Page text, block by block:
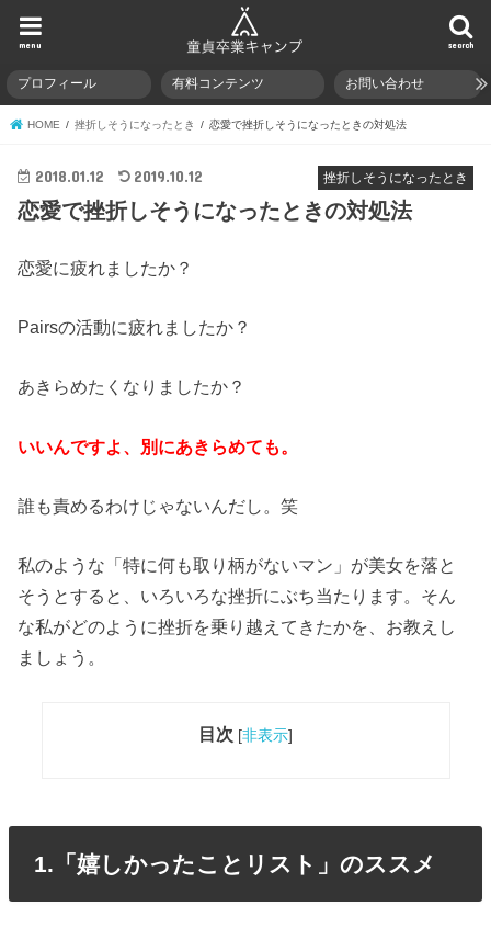
search
menu
プロフィール 有料コンテンツ お問い合わせ
HOME 挫折しそうになったとき 恋愛で挫折しそうになったときの対処法
挫折しそうになったとき
2018.01.12 2019.10.12
恋愛で挫折しそうになったときの対処法
恋愛に疲れましたか？
Pairsの活動に疲れましたか？
あきらめたくなりましたか？
いいんですよ、別にあきらめても。
誰も責めるわけじゃないんだし。笑
私のような「特に何も取り柄がないマン」が美女を落と
そうとすると、いろいろな挫折にぶち当たります。そん
な私がどのように挫折を乗り越えてきたかを、お教えし
ましょう。
目次 [非表示]
1.「嬉しかったことリスト」のススメ